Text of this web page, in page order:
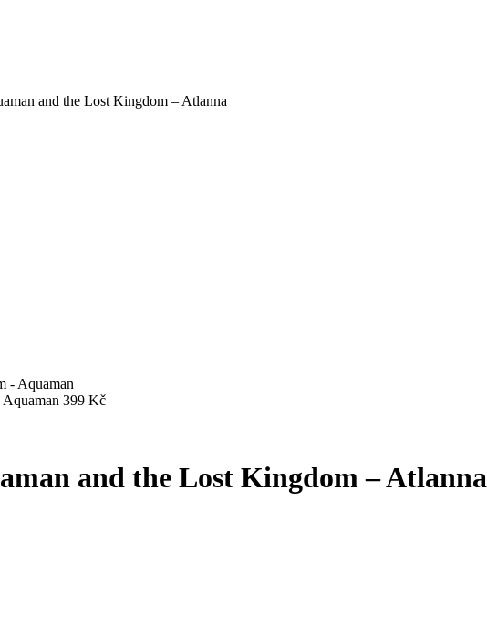
and the Lost Kingdom – Atlanna
399 Kč
and the Lost Kingdom – Atlanna